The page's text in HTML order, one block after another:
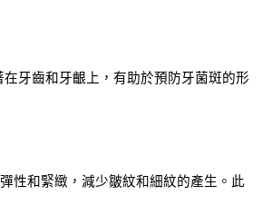
牙齒和牙齦上，有助於預防牙菌斑的形
性和緊緻，減少皺紋和細紋的產生。此